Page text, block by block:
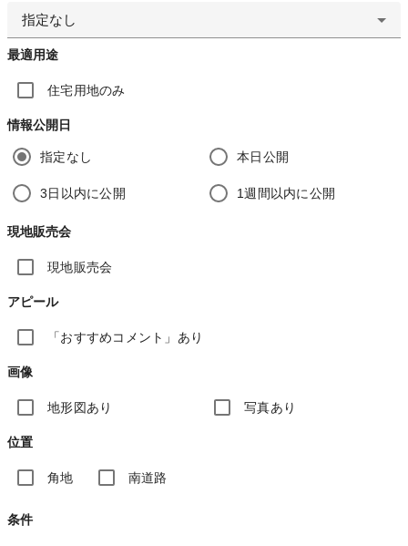
指定なし
最適用途
住宅用地のみ
情報公開日
指定なし 本日公開
3日以内に公開 1週間以内に公開
現地販売会
現地販売会
アピール
「おすすめコメント」あり
画像
地形図あり 写真あり
位置
角地 南道路
条件